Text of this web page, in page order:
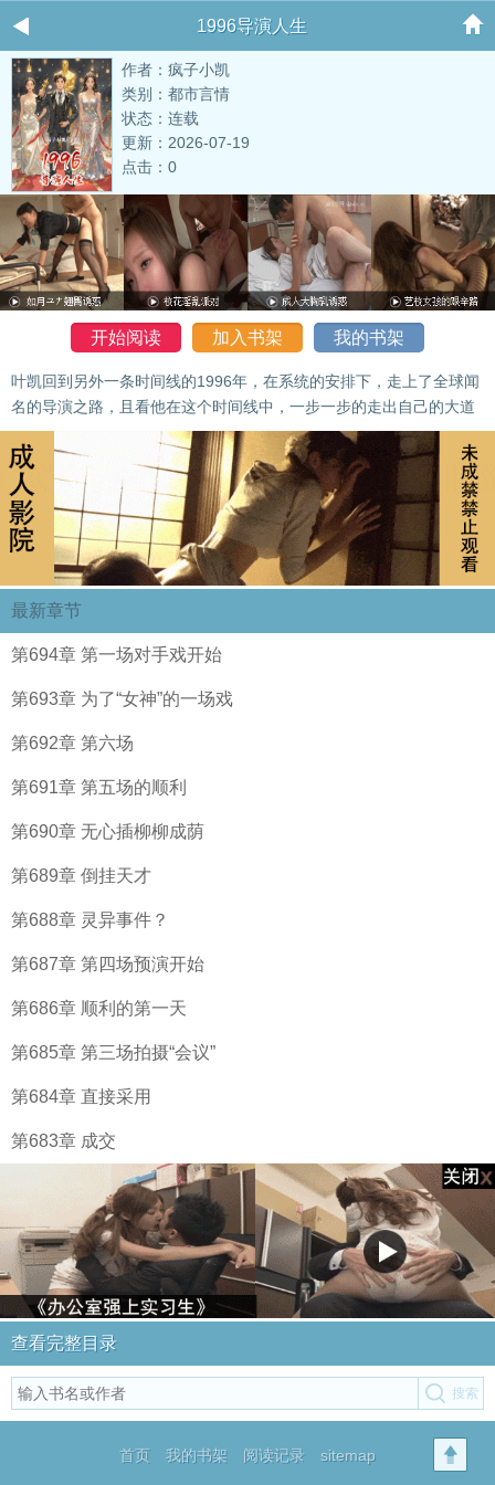
1996导演人生
作者：疯子小凯
类别：都市言情
状态：连载
更新：2026-07-19
点击：0
开始阅读 加入书架 我的书架
叶凯回到另外一条时间线的1996年，在系统的安排下，走上了全球闻
名的导演之路，且看他在这个时间线中，一步一步的走出自己的大道
最新章节
第694章 第一场对手戏开始
第693章 为了“女神”的一场戏
第692章 第六场
第691章 第五场的顺利
第690章 无心插柳柳成荫
第689章 倒挂天才
第688章 灵异事件？
第687章 第四场预演开始
第686章 顺利的第一天
第685章 第三场拍摄“会议”
第684章 直接采用
第683章 成交
查看完整目录
首页 我的书架 阅读记录 sitemap